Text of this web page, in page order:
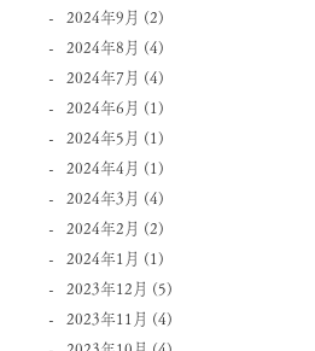
2024年9月 (2)
2024年8月 (4)
2024年7月 (4)
2024年6月 (1)
2024年5月 (1)
2024年4月 (1)
2024年3月 (4)
2024年2月 (2)
2024年1月 (1)
2023年12月 (5)
2023年11月 (4)